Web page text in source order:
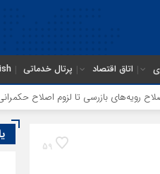
اتاق اقتصاد پرتال خدماتی
بازرسی تا لزوم اصلاح حکمرانی در
59